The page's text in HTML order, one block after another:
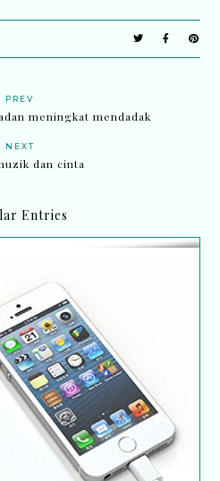
PREV
meningkat mendadak
NEXT
dan cinta
Entries
Pilih Power Bank